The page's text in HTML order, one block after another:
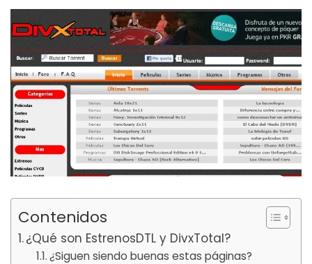
Contenidos
¿Qué son EstrenosDTL y DivxTotal?
¿Siguen siendo buenas estas páginas?